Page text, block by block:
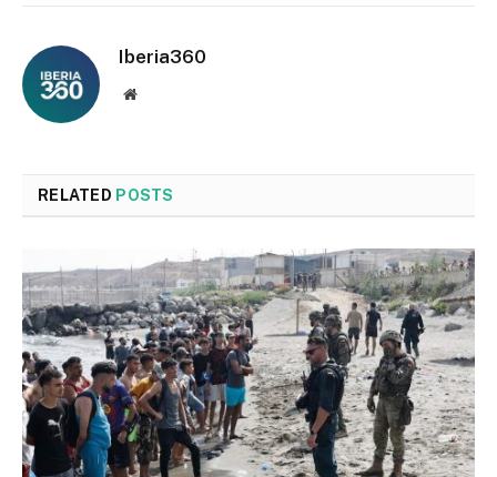
Iberia360
Website
RELATED POSTS